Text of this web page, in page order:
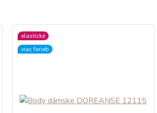
elastické
viac farieb